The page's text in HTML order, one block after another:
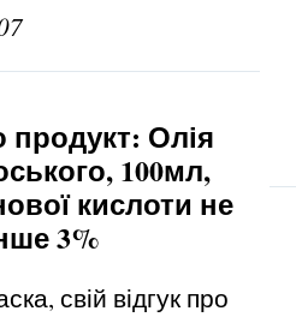
продукт: Олія
100мл,
кислоти не
3%
свій відгук про